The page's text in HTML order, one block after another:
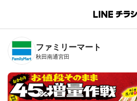
B
n
T
ファミリーマート
秋田南通宮田